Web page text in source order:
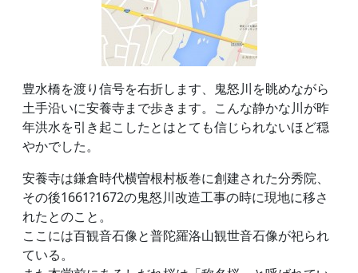
豊水橋を渡り信号を右折します、鬼怒川を眺めながら
土手沿いに安養寺まで歩きます。こんな静かな川が昨
年洪水を引き起こしたとはとても信じられないほど穏
やかでした。
安養寺は鎌倉時代横曽根村板巻に創建された分秀院、
その後1661?1672の鬼怒川改造工事の時に現地に移さ
れたとのこと。
ここには百観音石像と普陀羅洛山観世音石像が祀られ
ている。